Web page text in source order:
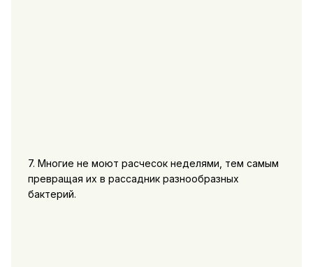
7. Многие не моют расчесок неделями, тем самым
превращая их в рассадник разнообразных
бактерий.